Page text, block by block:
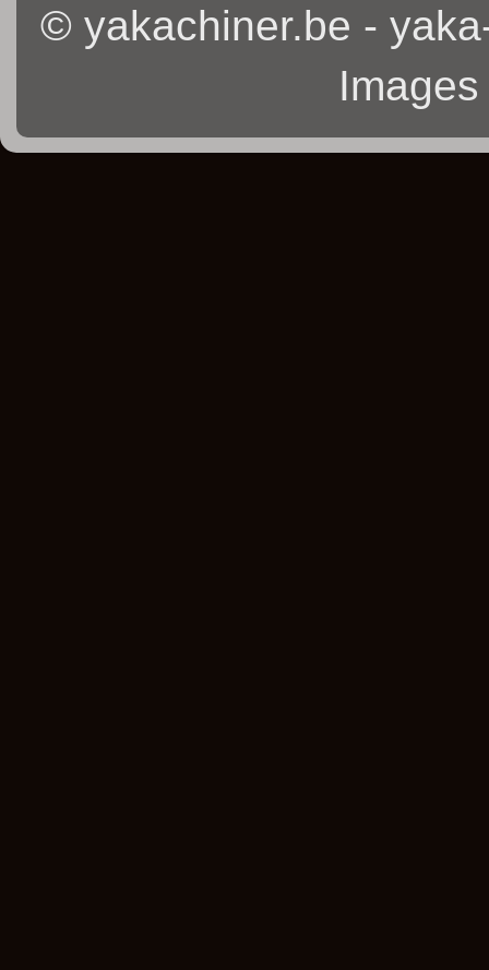
© yakachiner.be -